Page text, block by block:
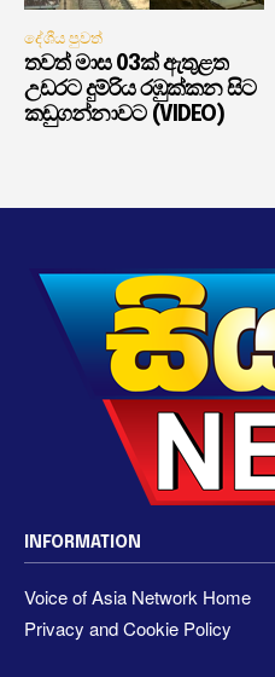
දේශීය පුවත්
තවත් මාස 03ක් ඇතුළත
උඩරට දුම්රිය රඹුක්කන සිට
කඩුගන්නාවට (VIDEO)
INFORMATION
Voice of Asia Network Home
Privacy and Cookie Policy